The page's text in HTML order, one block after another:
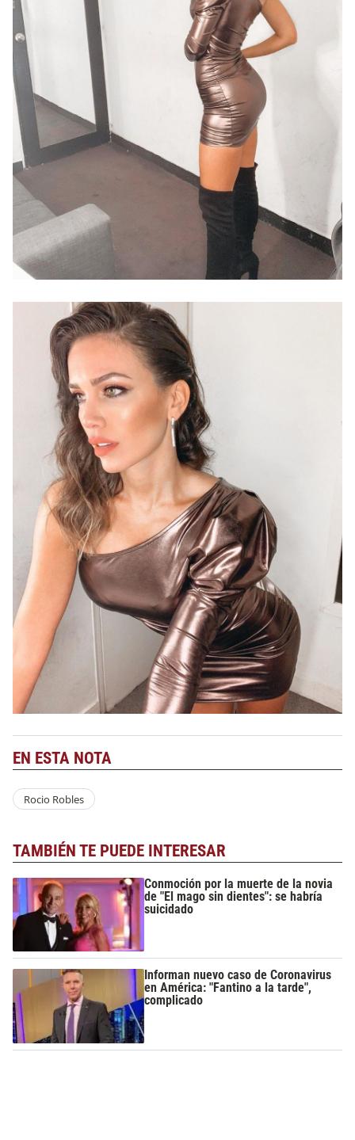
EN ESTA NOTA
Rocio Robles
TAMBIÉN TE PUEDE INTERESAR
Conmoción por la muerte de la novia
de "El mago sin dientes": se habría
suicidado
Informan nuevo caso de Coronavirus
en América: "Fantino a la tarde",
complicado